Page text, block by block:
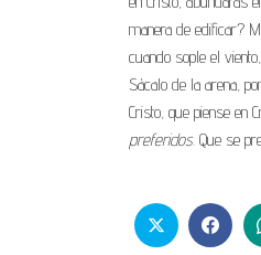
manera de edificar?
cuando sople el
Sácalo de la arena,
Cristo, que piense en
preferidos. Que se